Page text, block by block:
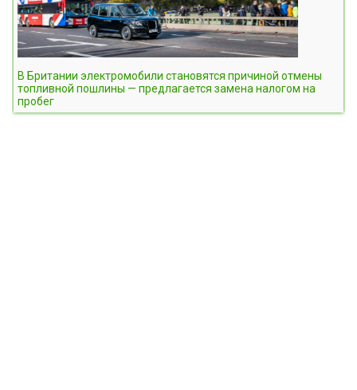
В Британии электромобили становятся причиной отмены
топливной пошлины — предлагается замена налогом на
пробег